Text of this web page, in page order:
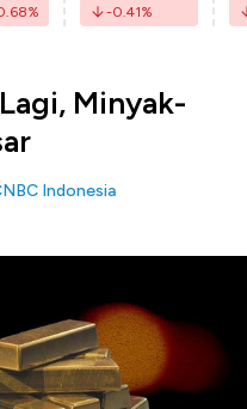
% -0.41%
Minyak-
Indonesia